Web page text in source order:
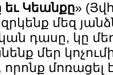
եւ Կեանքը»
մեզ
դասը, կը
մեր
մոռացել